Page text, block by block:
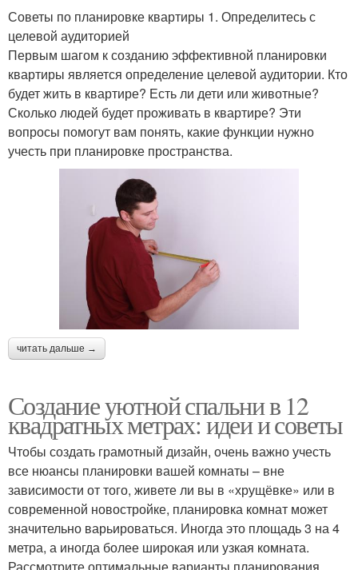
Советы по планировке квартиры 1. Определитесь с
целевой аудиторией
Первым шагом к созданию эффективной планировки
квартиры является определение целевой аудитории. Кто
будет жить в квартире? Есть ли дети или животные?
Сколько людей будет проживать в квартире? Эти
вопросы помогут вам понять, какие функции нужно
учесть при планировке пространства.
читать дальше →
Создание уютной спальни в 12
квадратных метрах: идеи и советы
Чтобы создать грамотный дизайн, очень важно учесть
все нюансы планировки вашей комнаты – вне
зависимости от того, живете ли вы в «хрущёвке» или в
современной новостройке, планировка комнат может
значительно варьироваться. Иногда это площадь 3 на 4
метра, а иногда более широкая или узкая комната.
Рассмотрите оптимальные варианты планирования